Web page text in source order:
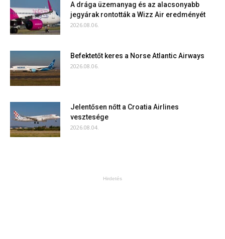
A drága üzemanyag és az alacsonyabb
jegyárak rontották a Wizz Air eredményét
2026.08.06.
Befektetőt keres a Norse Atlantic Airways
2026.08.06.
Jelentősen nőtt a Croatia Airlines
vesztesége
2026.08.04.
Hirdetés